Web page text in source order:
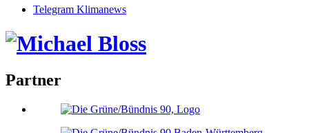
Telegram Klimanews
Partner